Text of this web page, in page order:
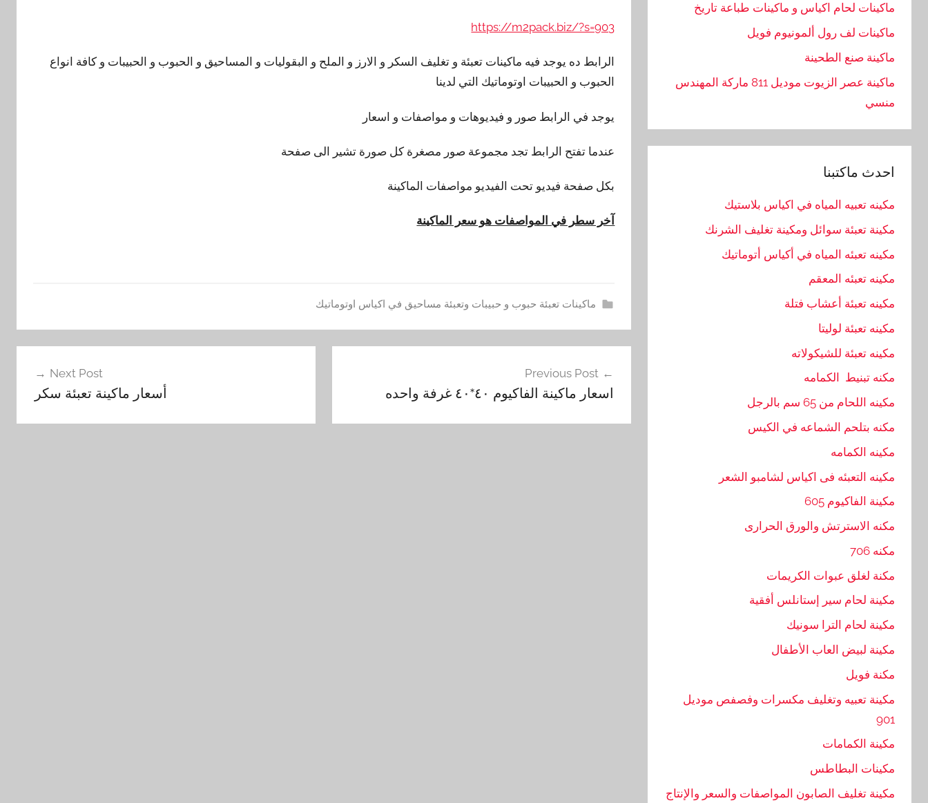
https://m2pack.biz/?s=903
الرابط ده يوجد فيه ماكينات تعبئة و تغليف السكر و الارز و الملح و البقوليات و المساحيق و الحبوب و الحبيبات و كافة انواع
الحبوب و الحبيبات اوتوماتيك التي لدينا
يوجد في الرابط صور و فيديوهات و مواصفات و اسعار
عندما تفتح الرابط تجد مجموعة صور مصغرة كل صورة تشير الى صفحة
بكل صفحة فيديو تحت الفيديو مواصفات الماكينة
آخر سطر في المواصفات هو سعر الماكينة
ماكينات تعبئة حبوب و حبيبات وتعبئة مساحيق في اكياس اوتوماتيك
ع
المقالات
Previous Post
اسعار ماكينة الفاكيوم ٤٠*٤٠ غرفة واحده
Next Post
أسعار ماكينة تعبئة سكر
ماكينات لحام اكياس و ماكينات طباعة تاريخ
ماكينات لف رول ألمونيوم فويل
ماكينة صنع الطحينة
ماكينة عصر الزيوت موديل 811 ماركة المهندس
منسي
احدث ماكتبنا
مكينه تعبيه المياه في اكياس بلاستيك
مكينة تعبئة سوائل ومكينة تغليف الشرنك
مكينه تعبئه المياه في أكياس أتوماتيك
مكينه تعبئه المعقم
مكينه تعبئة أعشاب فتلة
مكينه تعبئة لوليتا
مكينه تعبئة للشيكولاته
مكنه تبنيط الكمامه
مكينه اللحام من 65 سم بالرجل
مكنه بتلحم الشماعه في الكيس
مكينه الكمامه
مكينه التعبئه فى اكياس لشامبو الشعر
مكينة الفاكيوم 605
مكنه الاسترتش والورق الحرارى
مكنه 706
مكنة لغلق عبوات الكريمات
مكينة لحام سير إستانلس أفقية
مكينة لحام الترا سونيك
مكينة لبيض العاب الأطفال
مكنة فويل
مكينة تعبيه وتغليف مكسرات وفصفص موديل
901
مكينة الكمامات
مكينات البطاطس
مكينة تغليف الصابون المواصفات والسعر والإنتاج